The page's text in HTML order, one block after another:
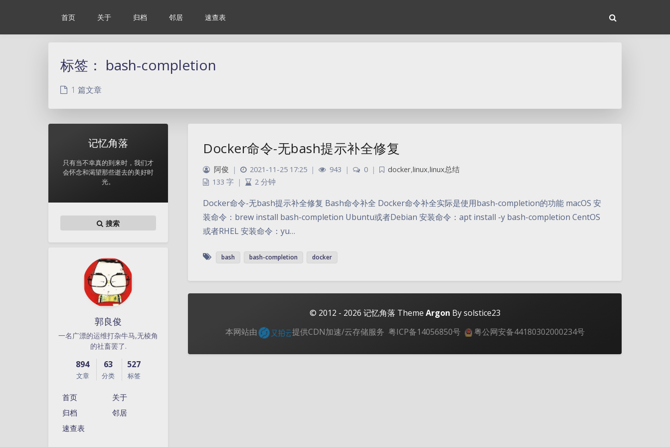
首页 关于 归档 邻居 速查表
标签： bash-completion
1 篇文章
记忆角落
只有当不幸真的到来时，我们才
会怀念和渴望那些逝去的美好时
光。
搜索
郭良俊
一名广漂的运维打杂牛马,无棱角
的社畜罢了.
894
文章
63
分类
527
标签
首页
关于
归档
邻居
速查表
Docker命令-无bash提示补全修复
阿俊 | 2021-11-25 17:25 | 943 | 0 | docker,linux,linux总结
133 字 | 2 分钟
Docker命令-无bash提示补全修复 Bash命令补全 Docker命令补全实际是使用bash-completion的功能 macOS 安
装命令：brew install bash-completion Ubuntu或者Debian 安装命令：apt install -y bash-completion CentOS
或者RHEL 安装命令：yu…
bash bash-completion docker
© 2012 - 2026 记忆角落 Theme Argon By solstice23
本网站由
提供CDN加速/云存储服务 粤ICP备14056850号 粤公网安备44180302000234号